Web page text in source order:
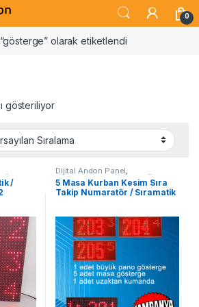
0
olarak etiketlendi
gösteriliyor
Ürünleri
/
Dijital Andon Panel
OTOMASYON Sıramatik Ürünleri
5 Masa Kurban Kesim Sıra
Takip Numaratör / Sıramatik